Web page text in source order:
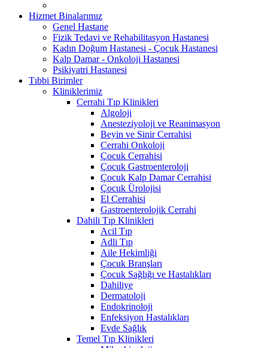
Hizmet Binalarımız
Genel Hastane
Fizik Tedavi ve Rehabilitasyon Hastanesi
Kadın Doğum Hastanesi - Çocuk Hastanesi
Kalp Damar - Onkoloji Hastanesi
Psikiyatri Hastanesi
Tıbbi Birimler
Kliniklerimiz
Cerrahi Tıp Klinikleri
Algoloji
Anesteziyoloji ve Reanimasyon
Beyin ve Sinir Cerrahisi
Cerrahi Onkoloji
Çocuk Cerrahisi
Çocuk Gastroenteroloji
Çocuk Kalp Damar Cerrahisi
Çocuk Ürolojisi
El Cerrahisi
Gastroenterolojik Cerrahi
Dahili Tıp Klinikleri
Acil Tıp
Adli Tıp
Aile Hekimliği
Çocuk Branşları
Çocuk Sağlığı ve Hastalıkları
Dahiliye
Dermatoloji
Endokrinoloji
Enfeksiyon Hastalıkları
Evde Sağlık
Temel Tıp Klinikleri